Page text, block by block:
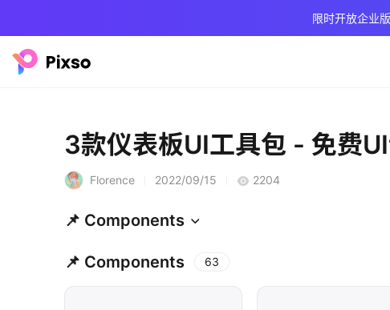
限时开放企业
3款仪表板UI工具包 - 免费
Florence 2022/09/15 2204
📌 Components
📌 Components 63